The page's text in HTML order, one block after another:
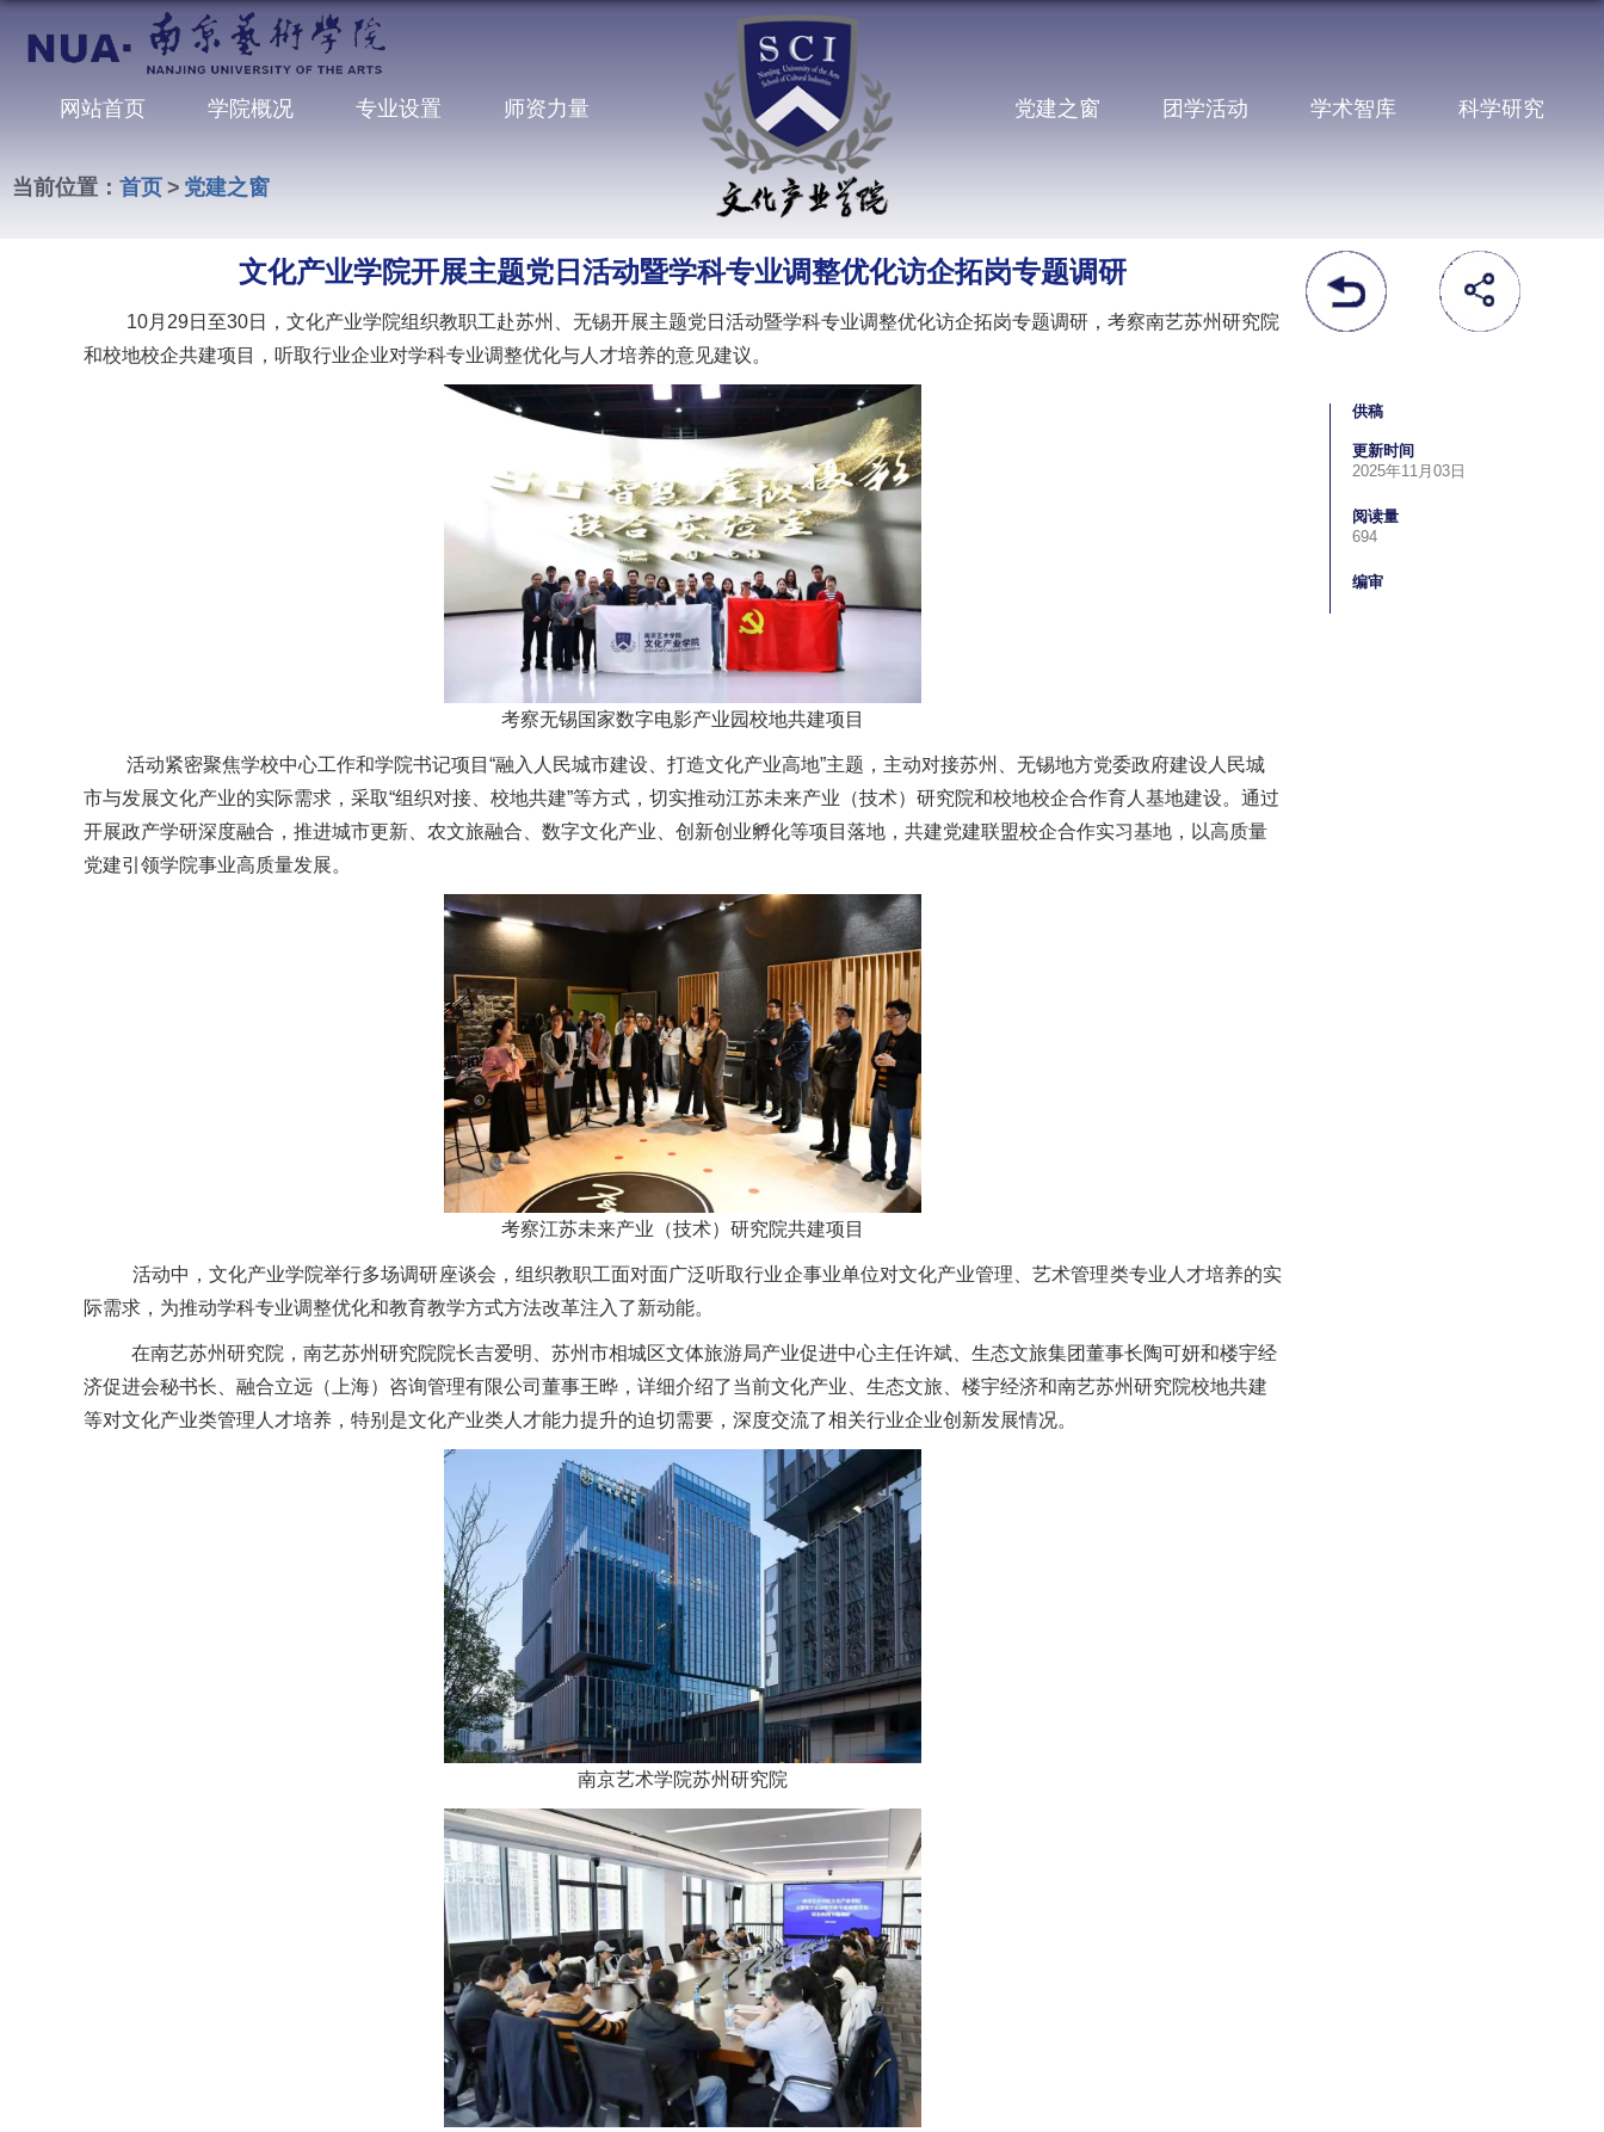
网站首页 学院概况 专业设置 师资力量 党建之窗 团学活动 学术智库 科学研究
当前位置： 首页 > 党建之窗
供稿
更新时间
2025年11月03日
阅读量
694
编审
文化产业学院开展主题党日活动暨学科专业调整优化访企拓岗专题调研
10月29日至30日，文化产业学院组织教职工赴苏州、无锡开展主题党日活动暨学科专业调整优化访企拓岗专题调研，考察南艺苏州研究院
和校地校企共建项目，听取行业企业对学科专业调整优化与人才培养的意见建议。
考察无锡国家数字电影产业园校地共建项目
活动紧密聚焦学校中心工作和学院书记项目“融入人民城市建设、打造文化产业高地”主题，主动对接苏州、无锡地方党委政府建设人民城
市与发展文化产业的实际需求，采取“组织对接、校地共建”等方式，切实推动江苏未来产业（技术）研究院和校地校企合作育人基地建设。通过
开展政产学研深度融合，推进城市更新、农文旅融合、数字文化产业、创新创业孵化等项目落地，共建党建联盟校企合作实习基地，以高质量
党建引领学院事业高质量发展。
考察江苏未来产业（技术）研究院共建项目
活动中，文化产业学院举行多场调研座谈会，组织教职工面对面广泛听取行业企事业单位对文化产业管理、艺术管理类专业人才培养的实
际需求，为推动学科专业调整优化和教育教学方式方法改革注入了新动能。
在南艺苏州研究院，南艺苏州研究院院长吉爱明、苏州市相城区文体旅游局产业促进中心主任许斌、生态文旅集团董事长陶可妍和楼宇经
济促进会秘书长、融合立远（上海）咨询管理有限公司董事王晔，详细介绍了当前文化产业、生态文旅、楼宇经济和南艺苏州研究院校地共建
等对文化产业类管理人才培养，特别是文化产业类人才能力提升的迫切需要，深度交流了相关行业企业创新发展情况。
南京艺术学院苏州研究院